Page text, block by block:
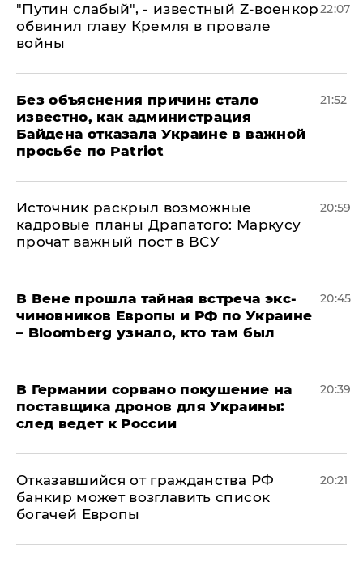
​"Путин слабый", - известный Z-военкор
обвинил главу Кремля в провале
войны
22:07
Без объяснения причин: стало
известно, как администрация
Байдена отказала Украине в важной
просьбе по Patriot
21:52
​Источник раскрыл возможные
кадровые планы Драпатого: Маркусу
прочат важный пост в ВСУ
20:59
В Вене прошла тайная встреча экс-
чиновников Европы и РФ по Украине
– Bloomberg узнало, кто там был
20:45
​В Германии сорвано покушение на
поставщика дронов для Украины:
след ведет к России
20:39
Отказавшийся от гражданства РФ
банкир может возглавить список
богачей Европы
20:21